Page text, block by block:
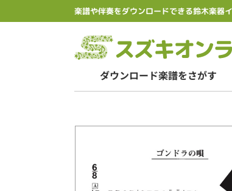
楽譜や伴奏をダウンロードできる鈴木楽器
ダウンロード楽譜をさがす